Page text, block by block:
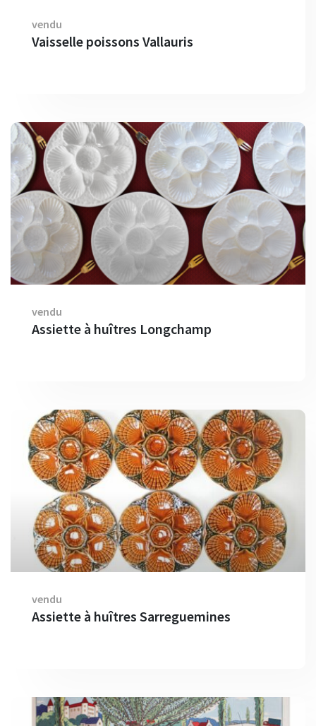
vendu
Vaisselle poissons Vallauris
vendu
Assiette à huîtres Longchamp
vendu
Assiette à huîtres Sarreguemines